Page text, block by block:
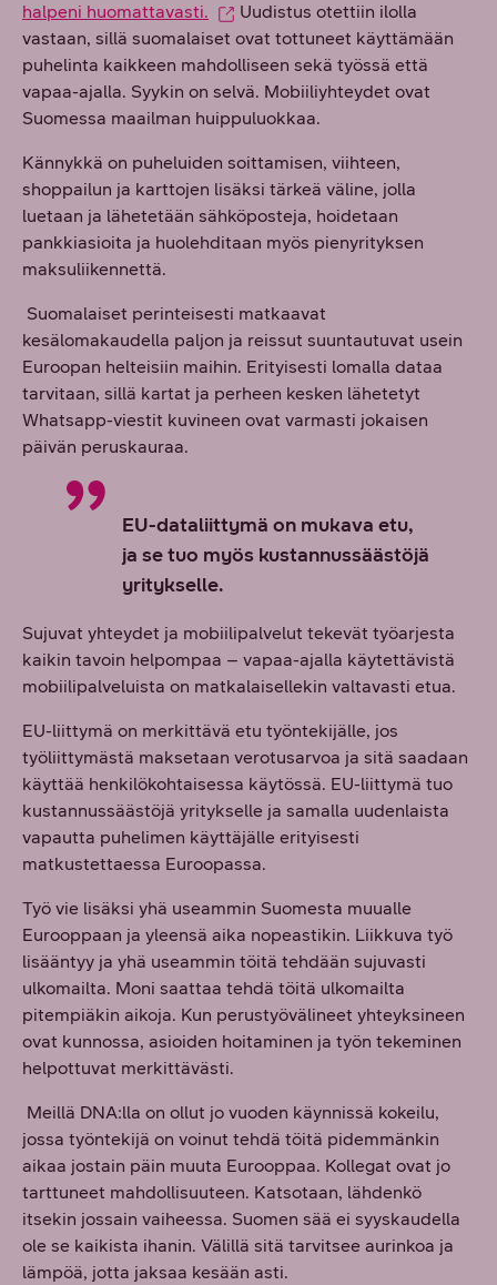
halpeni huomattavasti.
Uudistus otettiin ilolla
vastaan, sillä suomalaiset ovat tottuneet käyttämään
puhelinta kaikkeen mahdolliseen sekä työssä että
vapaa-ajalla. Syykin on selvä. Mobiiliyhteydet ovat
Suomessa maailman huippuluokkaa.
Kännykkä on puheluiden soittamisen, viihteen,
shoppailun ja karttojen lisäksi tärkeä väline, jolla
luetaan ja lähetetään sähköposteja, hoidetaan
pankkiasioita ja huolehditaan myös pienyrityksen
maksuliikennettä.
Suomalaiset perinteisesti matkaavat
kesälomakaudella paljon ja reissut suuntautuvat usein
Euroopan helteisiin maihin. Erityisesti lomalla dataa
tarvitaan, sillä kartat ja perheen kesken lähetetyt
Whatsapp-viestit kuvineen ovat varmasti jokaisen
päivän peruskauraa.
EU-dataliittymä on mukava etu,
ja se tuo myös kustannussäästöjä
yritykselle.
Sujuvat yhteydet ja mobiilipalvelut tekevät työarjesta
kaikin tavoin helpompaa – vapaa-ajalla käytettävistä
mobiilipalveluista on matkalaisellekin valtavasti etua.
EU-liittymä on merkittävä etu työntekijälle, jos
työliittymästä maksetaan verotusarvoa ja sitä saadaan
käyttää henkilökohtaisessa käytössä. EU-liittymä tuo
kustannussäästöjä yritykselle ja samalla uudenlaista
vapautta puhelimen käyttäjälle erityisesti
matkustettaessa Euroopassa.
Työ vie lisäksi yhä useammin Suomesta muualle
Eurooppaan ja yleensä aika nopeastikin. Liikkuva työ
lisääntyy ja yhä useammin töitä tehdään sujuvasti
ulkomailta. Moni saattaa tehdä töitä ulkomailta
pitempiäkin aikoja. Kun perustyövälineet yhteyksineen
ovat kunnossa, asioiden hoitaminen ja työn tekeminen
helpottuvat merkittävästi.
Meillä DNA:lla on ollut jo vuoden käynnissä kokeilu,
jossa työntekijä on voinut tehdä töitä pidemmänkin
aikaa jostain päin muuta Eurooppaa. Kollegat ovat jo
tarttuneet mahdollisuuteen. Katsotaan, lähdenkö
itsekin jossain vaiheessa. Suomen sää ei syyskaudella
ole se kaikista ihanin. Välillä sitä tarvitsee aurinkoa ja
lämpöä, jotta jaksaa kesään asti.